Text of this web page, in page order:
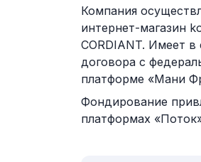
Компания
интернет-магазин
CORDIANT. Имеет
договора с
платформе «Мани
Фондирование
платформах